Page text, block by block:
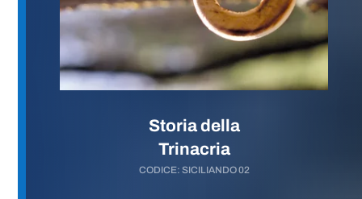
Storia della
Trinacria
CODICE: SICILIANDO 02